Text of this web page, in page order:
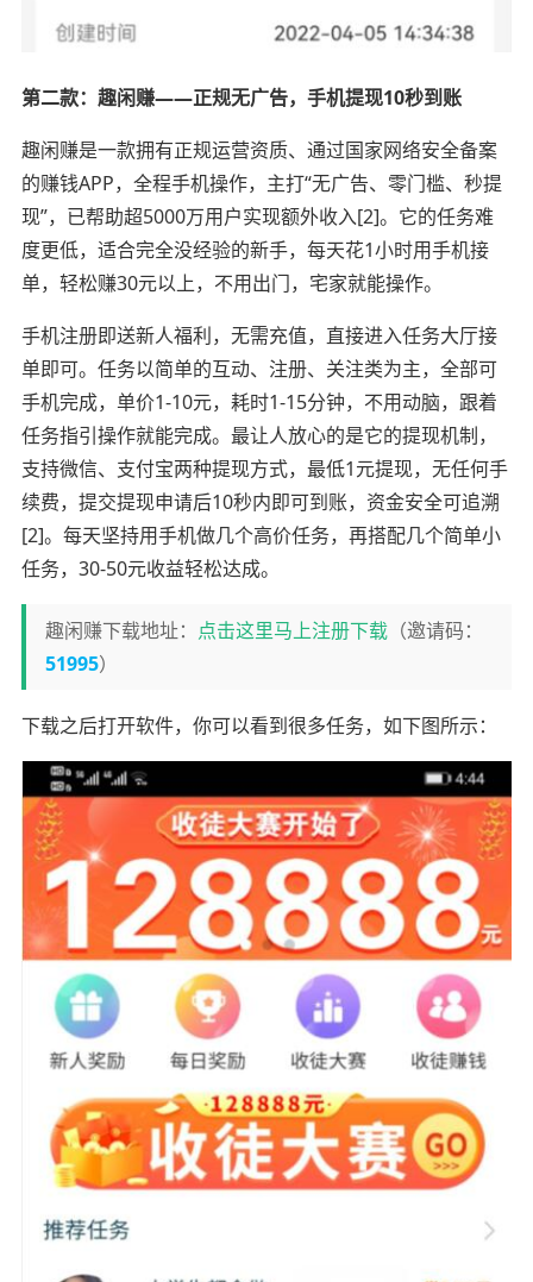
第二款：趣闲赚——正规无广告，手机提现10秒到账
趣闲赚是一款拥有正规运营资质、通过国家网络安全备案
的赚钱APP，全程手机操作，主打“无广告、零门槛、秒提
现”，已帮助超5000万用户实现额外收入[2]。它的任务难
度更低，适合完全没经验的新手，每天花1小时用手机接
单，轻松赚30元以上，不用出门，宅家就能操作。
手机注册即送新人福利，无需充值，直接进入任务大厅接
单即可。任务以简单的互动、注册、关注类为主，全部可
手机完成，单价1-10元，耗时1-15分钟，不用动脑，跟着
任务指引操作就能完成。最让人放心的是它的提现机制，
支持微信、支付宝两种提现方式，最低1元提现，无任何手
续费，提交提现申请后10秒内即可到账，资金安全可追溯
[2]。每天坚持用手机做几个高价任务，再搭配几个简单小
任务，30-50元收益轻松达成。
趣闲赚下载地址： 点击这里马上注册下载（邀请码：
51995）
下载之后打开软件，你可以看到很多任务，如下图所示：